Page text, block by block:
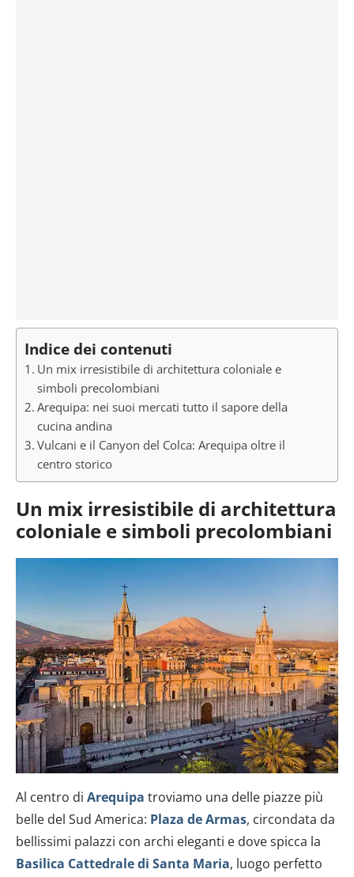
Indice dei contenuti
Un mix irresistibile di architettura coloniale e
simboli precolombiani
Arequipa: nei suoi mercati tutto il sapore della
cucina andina
Vulcani e il Canyon del Colca: Arequipa oltre il
centro storico
Un mix irresistibile di architettura
coloniale e simboli precolombiani
Al centro di Arequipa troviamo una delle piazze più
belle del Sud America: Plaza de Armas, circondata da
bellissimi palazzi con archi eleganti e dove spicca la
Basilica Cattedrale di Santa Maria, luogo perfetto